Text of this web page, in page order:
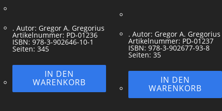
. Autor: Gregor A. Gregorius
Artikelnummer: PD-01236
ISBN: 978-3-902646-10-1
Seiten: 345
IN DEN
WARENKORB
. Autor: Gregor A. Gregorius
Artikelnummer: PD-01237
ISBN: 978-3-902677-93-8
Seiten: 35
IN DEN
WARENKORB